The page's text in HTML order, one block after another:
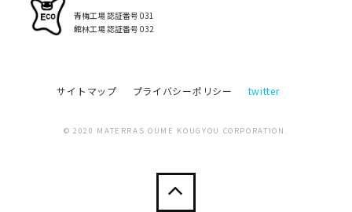
青梅工場 認証番号 031
館林工場 認証番号 032
サイトマップ プライバシーポリシー twitter
© 2020 MATERRAS OUME KOUGYOU CORPORATION.